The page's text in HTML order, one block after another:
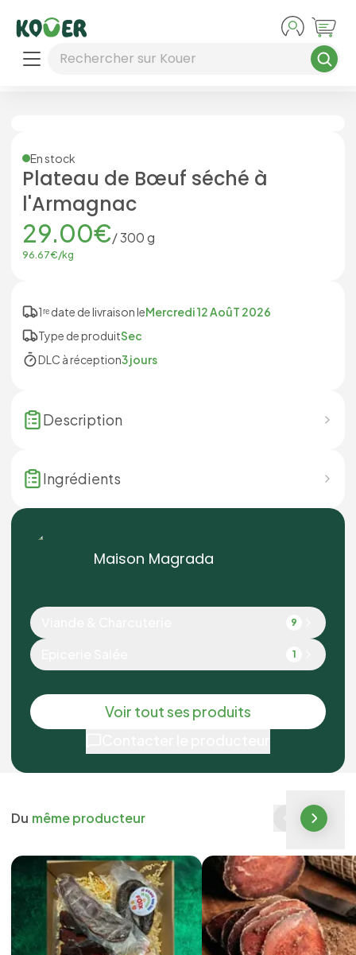
Rechercher sur Kouer
En stock
Plateau de Bœuf séché à
l'Armagnac
29.00€/300g
96.67€/kg
1ʳᵉ date de livraison leMercredi 12 AoûT 2026
Type de produitSec
DLC à réception3 jours
Description
Ingrédients
Maison Magrada
9
1
Voir tout ses produits
Du même producteur